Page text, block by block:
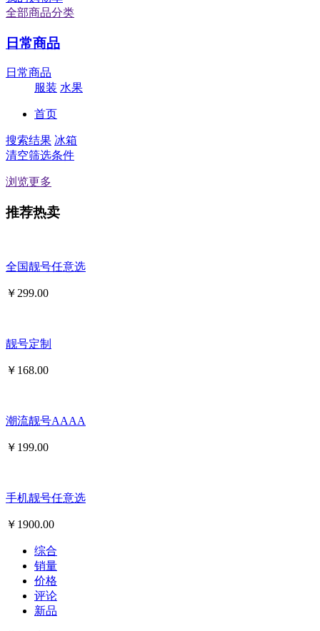
全部商品分类
日常商品
日常商品
服装 水果
首页
搜索结果 冰箱
清空筛选条件
浏览更多
推荐热卖
全国靓号任意选
￥ 299.00
靓号定制
￥ 168.00
潮流靓号AAAA
￥ 199.00
手机靓号任意选
￥ 1900.00
综合
销量
价格
评论
新品